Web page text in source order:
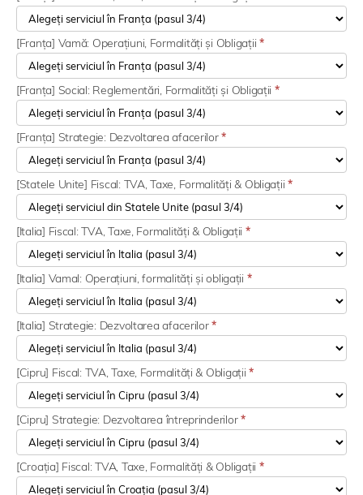
[Franța] Vamă: Operațiuni, Formalități și Obligații*
[Franța] Social: Reglementări, Formalități și Obligații *
[Franța] Strategie: Dezvoltarea afacerilor*
[Statele Unite] Fiscal: TVA, Taxe, Formalități & Obligații*
[Italia] Fiscal: TVA, Taxe, Formalități & Obligații *
[Italia] Vamal: Operațiuni, formalități și obligații *
[Italia] Strategie: Dezvoltarea afacerilor*
[Cipru] Fiscal: TVA, Taxe, Formalități & Obligații*
[Cipru] Strategie: Dezvoltarea întreprinderilor*
[Croația] Fiscal: TVA, Taxe, Formalități & Obligații *